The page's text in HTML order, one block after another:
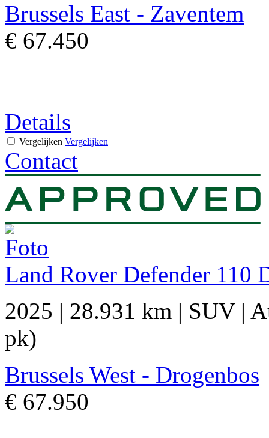
Brussels East - Zaventem
€ 67.450
Details
Vergelijken Vergelijken
Contact
Land Rover Defender 110
2025 | 28.931 km | SUV|
pk)
Brussels West - Drogenbos
€ 67.950